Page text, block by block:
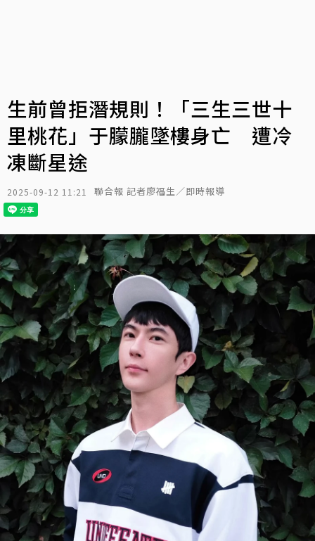
生前曾拒潛規則！「三生三世十
里桃花」于朦朧墜樓身亡 遭冷
凍斷星途
2025-09-12 11:21 聯合報 記者廖福生／即時報導